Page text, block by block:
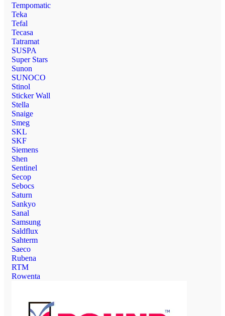
Tempomatic
Teka
Tefal
Tecasa
Tatramat
SUSPA
Super Stars
Sunon
SUNOCO
Stinol
Sticker Wall
Stella
Snaige
Smeg
SKL
SKF
Siemens
Shen
Sentinel
Secop
Sebocs
Saturn
Sankyo
Sanal
Samsung
Saldflux
Sahterm
Saeco
Rubena
RTM
Rowenta